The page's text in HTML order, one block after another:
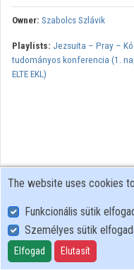
Owner: Szabolcs Szlávik
Playlists: Jezsuita – Pray –
tudományos konferencia (1.
ELTE EKL)
User Policy
Adatkezelési tájékoztató (en)
Cookie Policy
The website uses cookies
Funkcionális sütik
Személyes sütik
Elfogad Elutasít